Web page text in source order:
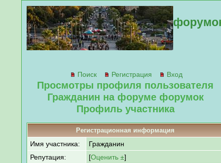
Поиск Регистрация Вход
Просмотры профиля пользователя
Гражданин на форуме форумок
Профиль участника
Регистрационная информация
Имя участника:
Гражданин
Репутация:
[Оценить ±]